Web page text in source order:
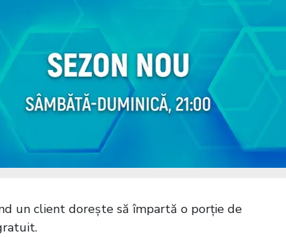
un client dorește să împartă o porție de